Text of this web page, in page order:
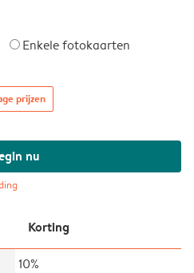
Enkele fotokaarten
prijzen
nu
Korting
10%